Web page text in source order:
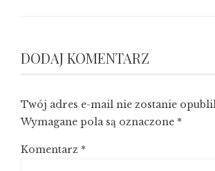
DODAJ KOMENTARZ
Twój adres e-mail nie zostanie
Wymagane pola są oznaczone *
Komentarz *